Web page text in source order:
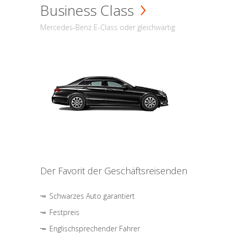
Business Class
Mercedes-Benz E-Class oder gleichwärtig
Der Favorit der Geschäftsreisenden
Schwarzes Auto garantiert
Festpreis
Englischsprechender Fahrer